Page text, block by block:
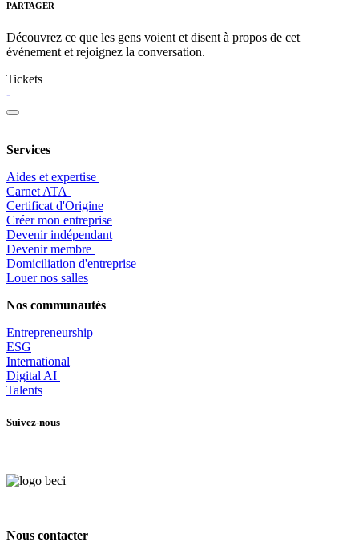
PARTAGER
Découvrez ce que les gens voient et disent à propos de cet
événement et rejoignez la conversation.
Tickets
-
Services
Aides et expertise
​Carnet ATA
Certificat d'Origine
Créer mon entreprise
Devenir indépendant
Devenir membre
​Domiciliation d'entreprise
Louer nos salles
Nos communautés
Entrepreneurship
ESG
International
Digital AI
Talents
Suivez-nous
Nous contacter